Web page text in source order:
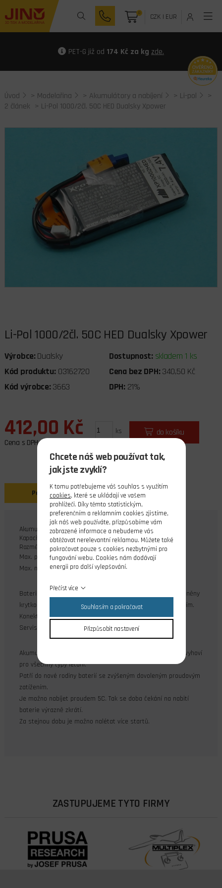
0 CZK| EUR
PET-G již od 174 Kč za kg zde.
Úvod > Modelařina > Akumulátory a nabíjení > Li-pol
>
2 článek > Li-Pol 1000/2čl. 50C HED Dualsky Xpower
Li-Pol 1000/2čl. 50C HED Dualsky Xpower
Výrobce: Dualsky Dostupnost: skladem 1 ks
Kód produktu: 03162720 Cena bez DPH: 340,50 Kč
Kód výrobce: 3663 DPH: 21%
412,00 Kč
Cena s DPH
ks do košíku
Popis Soubory ke stažení
Akumulátory jsou vyráběny novou nanotechnologií G7.
Kapacita, nominální napětí: 1000-2S HED (7,4V)
Rozměry, hmotnost: 77x34x11mm, 60g
Max. proudové zatížení:50C
Max. nabíjecí proud5C
Baterie je vybavena silovými konektory XT60H. Ty jsou doplněny
krytkou, která chrání pájený spoj před provozním poškozením.
Konektory XT60H jsou kompatibilní se žlutými XT60.
Servisní konektor JST-XH.
Akumulátory vyrobené s pomocí nanotechnologie výborně vyhoví
pro všechny typy létání.
Patří do nové rodiny baterií se zvýšeným dovoleným proudovým
zatížením.
Je možno nabíjet proudem 5C. Tak se doba čekání na nabití
baterie výrazně zkrátí.
Za stejnou dobu je možno nalétat více startů.
ZASTUPUJEME TYTO FIRMY
Chcete náš web používat tak,
jak jste zvyklí?
K tomu potřebujeme váš souhlas s využitím
cookies, které se ukládají ve vašem
prohlížeči. Díky těmto statistickým,
preferenčním a reklamním cookies zjistíme,
jak náš web používáte, přizpůsobíme vám
zobrazené informace a nebudeme vás
obtěžovat nerelevantní reklamou. Můžete také
pokračovat pouze s cookies nezbytnými pro
fungování webu. Cookies nám dodávají
energii pro další vylepšování.
Přečíst více
Souhlasím a pokračovat
Přizpůsobit nastavení